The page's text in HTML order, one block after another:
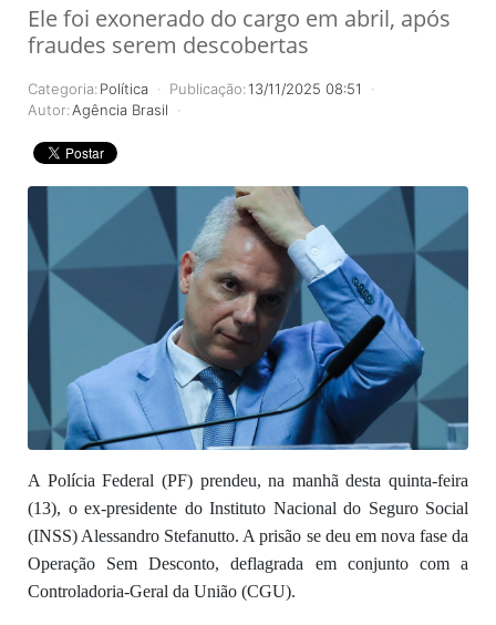
Ele foi exonerado do cargo em abril, após
fraudes serem descobertas
Categoria: Política Publicação:13/11/2025 08:51
Autor: Agência Brasil
A Polícia Federal (PF) prendeu, na manhã desta quinta-feira
(13), o ex-presidente do Instituto Nacional do Seguro Social
(INSS) Alessandro Stefanutto. A prisão se deu em nova fase da
Operação Sem Desconto, deflagrada em conjunto com a
Controladoria-Geral da União (CGU).